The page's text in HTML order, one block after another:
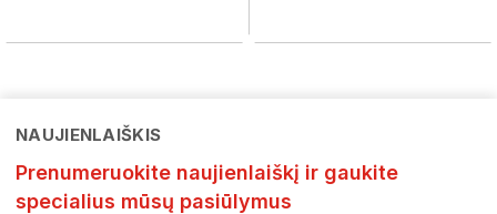
NAUJIENLAIŠKIS
Prenumeruokite naujienlaiškį ir gaukite
specialius mūsų pasiūlymus